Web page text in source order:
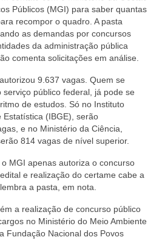
Públicos (MGI) para saber quantas
recompor o quadro. A pasta
as demandas por concursos
da administração pública
comenta solicitações em análise.
9.637 vagas. Quem se
público federal, já pode se
de estudos. Só no Instituto
Estatística (IBGE), serão
e no Ministério da Ciência,
814 vagas de nível superior.
MGI apenas autoriza o concurso
e realização do certame cabe a
a pasta, em nota.
a realização de concurso público
no Ministério do Meio Ambiente
Fundação Nacional dos Povos